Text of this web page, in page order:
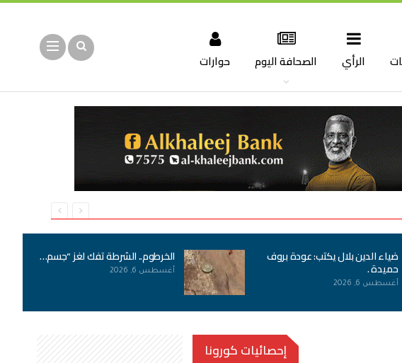
الرأي الصحافة اليوم حوارات
ضياء الدين بلال يكتب: عودة بروف
حميدة .
أغسطس 6, 2026
الخرطوم.. الشرطة تفك لغز “جسم…
أغسطس 6, 2026
إحصائيات كورونا